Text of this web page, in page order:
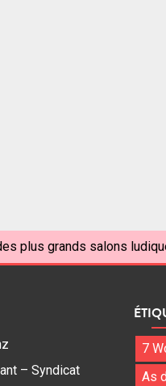
plus grands salons
– Syndicat
7
As